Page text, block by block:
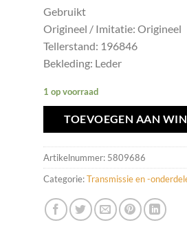
Gebruikt
Origineel / Imitatie: Origineel
Tellerstand: 196846
Bekleding: Leder
1 op voorraad
TOEVOEGEN AAN
Artikelnummer: 5809686
Categorie:Transmissie en -